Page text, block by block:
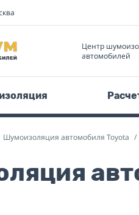
Центр
автомобилей
Шумоизоляция автомобиля Toyota